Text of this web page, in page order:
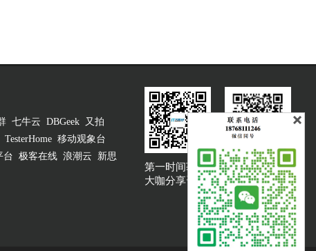
七牛云 DBGeek
又拍
TesterHome 移动观象台
台 极客在线 浪潮云
新思
第一时间获取
大咖分享资讯
大咖说吐槽客服